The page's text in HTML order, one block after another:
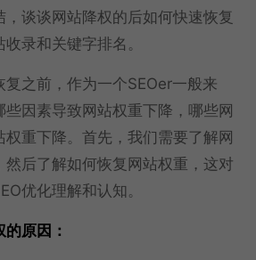
，谈谈网站降权的后如何快速恢复
录和关键字排名。
之前，作为一个SEOer一般来
因素导致网站权重下降，哪些网
重下降。首先，我们需要了解网
后了解如何恢复网站权重，这对
优化理解和认知。
原因：